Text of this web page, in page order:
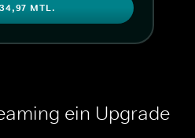
MTL.
ein Upgrade